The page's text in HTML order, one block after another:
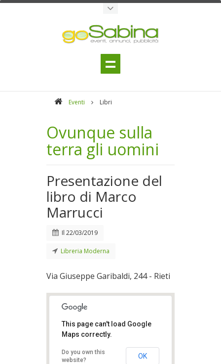
Eventi Libri
Ovunque sulla
terra gli uomini
Presentazione del
libro di Marco
Marrucci
Il 22/03/2019
Libreria Moderna
Via Giuseppe Garibaldi, 244 - Rieti
This page can't load Google
Maps correctly.
Do you own this
website?
OK